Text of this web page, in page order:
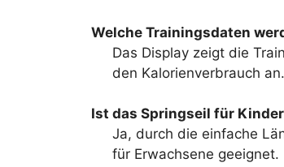
Welche Trainingsdaten
Das Display zeigt die
den Kalorienverbrauch an.
Ist das Springseil für
Ja, durch die einfache
für Erwachsene geeignet.